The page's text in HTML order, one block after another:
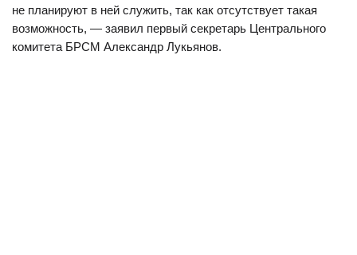
не планируют в ней служить, так как отсутствует такая
возможность, — заявил первый секретарь Центрального
комитета БРСМ Александр Лукьянов.